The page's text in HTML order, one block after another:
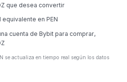
que desea convertir
en PEN
cuenta de Bybit para comprar,
se actualiza en tiempo real según los datos